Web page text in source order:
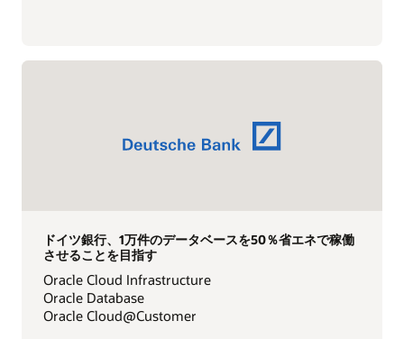
ドイツ銀行、1万件のデータベースを50％省エネで稼働
させることを目指す
Oracle Cloud Infrastructure
Oracle Database
Oracle Cloud@Customer